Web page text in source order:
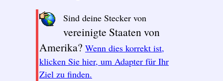
Sind deine Stecker von
vereinigte Staaten von
Amerika? Wenn dies korrekt ist,
klicken Sie hier, um Adapter für Ihr
Ziel zu finden.